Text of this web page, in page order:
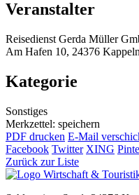
Veranstalter
Reisedienst Gerda Müller
Am Hafen 10, 24376 Kappeln
Kategorie
Sonstiges
Merkzettel: speichern
PDF drucken E-Mail
Facebook Twitter XING
Zurück zur Liste